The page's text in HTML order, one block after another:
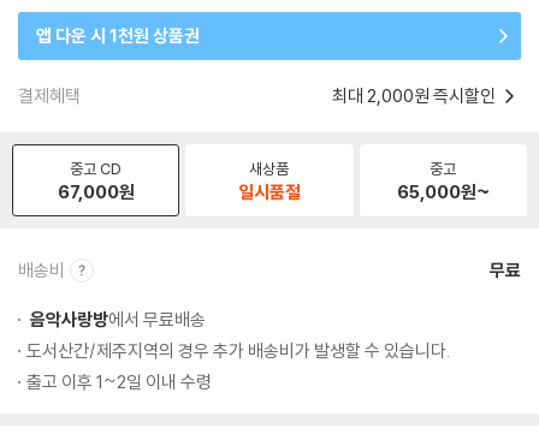
앱 다운 시 1천원 상품권
결제혜택 최대 2,000원 즉시할인
중고 CD
67,000원
새상품
일시품절
중고
65,000원~
배송비 무료
음악사랑방에서 무료배송
도서산간/제주지역의 경우 추가 배송비가 발생할 수 있습니다.
출고 이후 1~2일 이내 수령